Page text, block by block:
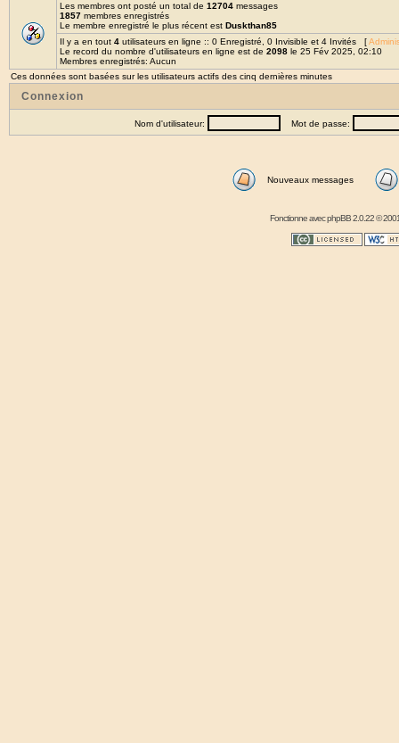
Les membres ont posté un total de 12704 messages
1857 membres enregistrés
Le membre enregistré le plus récent est Duskthan85
Il y a en tout 4 utilisateurs en ligne :: 0 Enregistré, 0 Invisible et 4 Invités [
Le record du nombre d'utilisateurs en ligne est de 2098 le 25 Fév 2025, 02:10
Membres enregistrés: Aucun
Ces données sont basées sur les utilisateurs actifs des cinq dernières minutes
Connexion
Nom d'utilisateur: Mot de passe:
Nouveaux messages
Fonctionne avecphpBB2.0.22 ©